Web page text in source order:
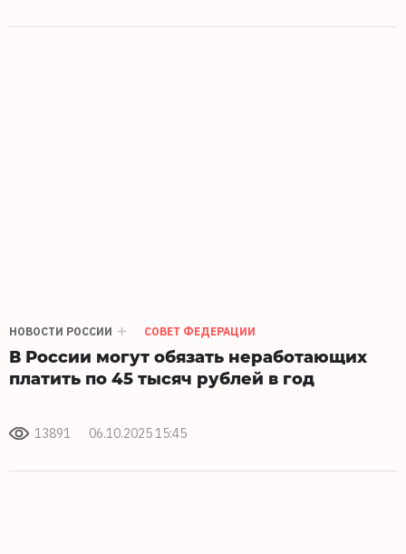
НОВОСТИ РОССИИ СОВЕТ ФЕДЕРАЦИИ
В России могут обязать неработающих
платить по 45 тысяч рублей в год
13891 06.10.2025 15:45